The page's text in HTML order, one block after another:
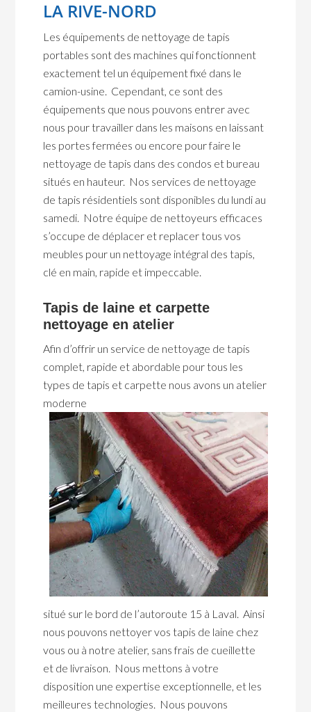
LA RIVE-NORD
Les équipements de nettoyage de tapis
portables sont des machines qui fonctionnent
exactement tel un équipement fixé dans le
camion-usine. Cependant, ce sont des
équipements que nous pouvons entrer avec
nous pour travailler dans les maisons en laissant
les portes fermées ou encore pour faire le
nettoyage de tapis dans des condos et bureau
situés en hauteur. Nos services de nettoyage
de tapis résidentiels sont disponibles du lundi au
samedi. Notre équipe de nettoyeurs efficaces
s’occupe de déplacer et replacer tous vos
meubles pour un nettoyage intégral des tapis,
clé en main, rapide et impeccable.
Tapis de laine et carpette
nettoyage en atelier
Afin d’offrir un service de nettoyage de tapis
complet, rapide et abordable pour tous les
types de tapis et carpette nous avons un atelier
moderne
situé sur le bord de l’autoroute 15 à Laval. Ainsi
nous pouvons nettoyer vos tapis de laine chez
vous ou à notre atelier, sans frais de cueillette
et de livraison. Nous mettons à votre
disposition une expertise exceptionnelle, et les
meilleures technologies. Nous pouvons